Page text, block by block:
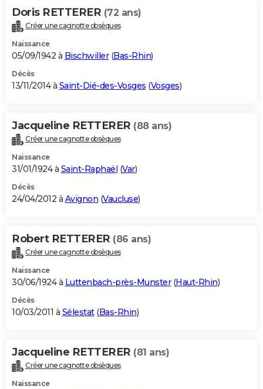
Doris RETTERER (72 ans)
Créer une cagnotte obsèques
Naissance
05/09/1942 à Bischwiller(Bas-Rhin)
Décès
13/11/2014 à Saint-Dié-des-Vosges (Vosges)
Jacqueline RETTERER (88 ans)
Créer une cagnotte obsèques
Naissance
31/01/1924 à Saint-Raphaël (Var)
Décès
24/04/2012 à Avignon (Vaucluse)
Robert RETTERER (86 ans)
Créer une cagnotte obsèques
Naissance
30/06/1924 à Luttenbach-près-Munster(Haut-Rhin)
Décès
10/03/2011 à Sélestat(Bas-Rhin)
Jacqueline RETTERER (81 ans)
Créer une cagnotte obsèques
Naissance